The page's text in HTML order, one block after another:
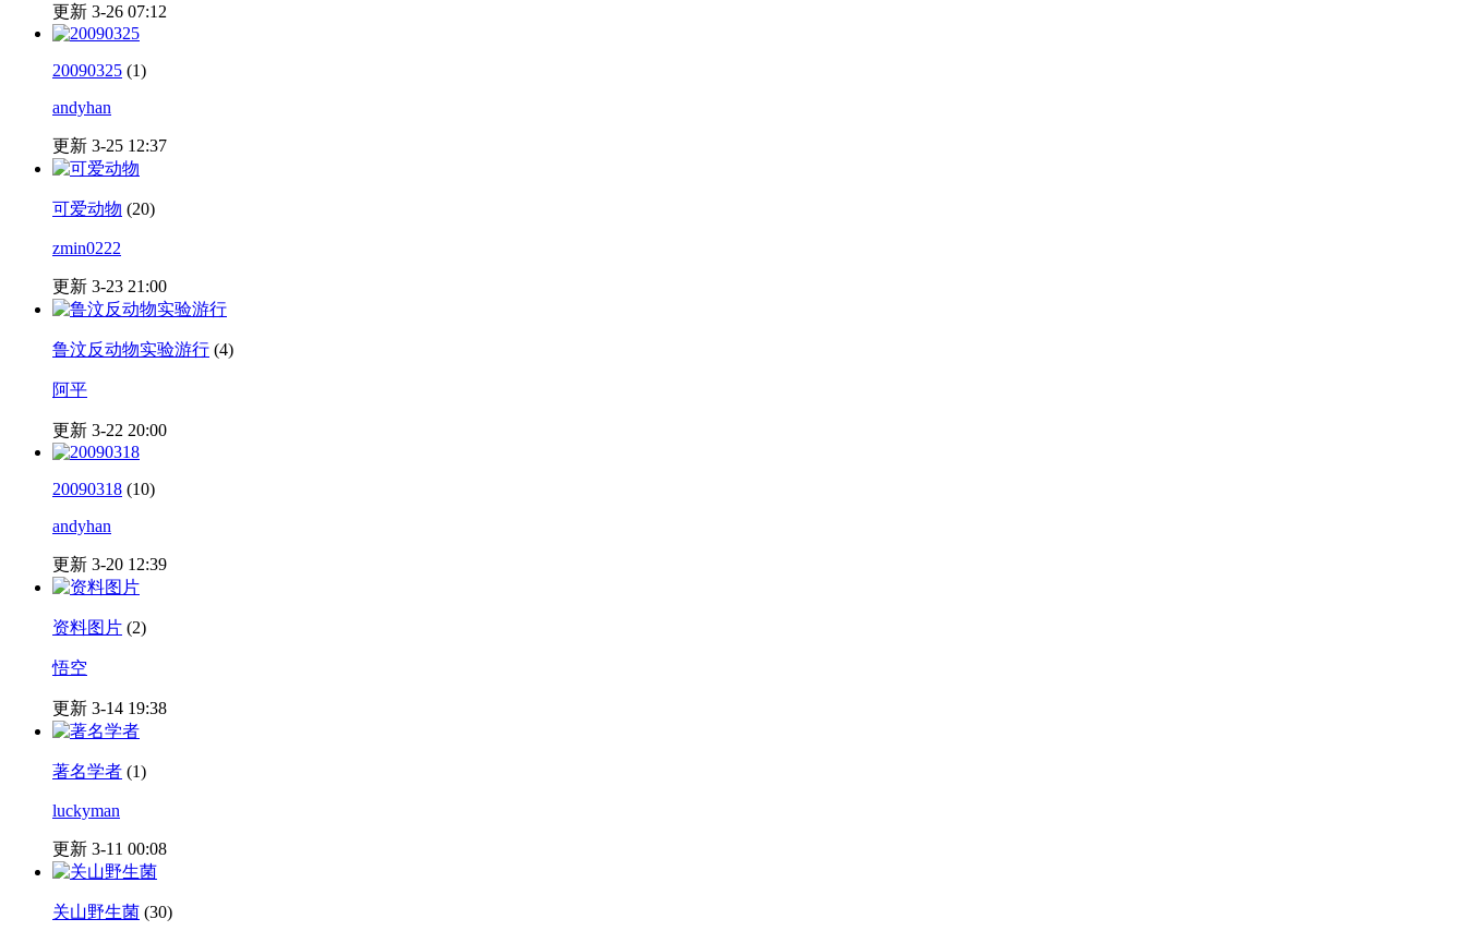
更新 3-26 07:12
20090325 (1)
andyhan
更新 3-25 12:37
可爱动物 (20)
zmin0222
更新 3-23 21:00
鲁汶反动物实验游行 (4)
阿平
更新 3-22 20:00
20090318 (10)
andyhan
更新 3-20 12:39
资料图片 (2)
悟空
更新 3-14 19:38
著名学者 (1)
luckyman
更新 3-11 00:08
关山野生菌 (30)